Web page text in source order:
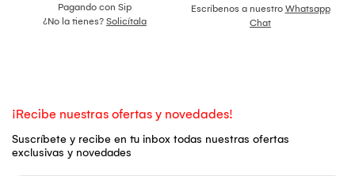
Pagando con Sip
¿No la tienes? Solicítala
Escríbenos a nuestro Whatsapp
Chat
¡Recibe nuestras ofertas y novedades!
Suscríbete y recibe en tu inbox todas nuestras ofertas
exclusivas y novedades